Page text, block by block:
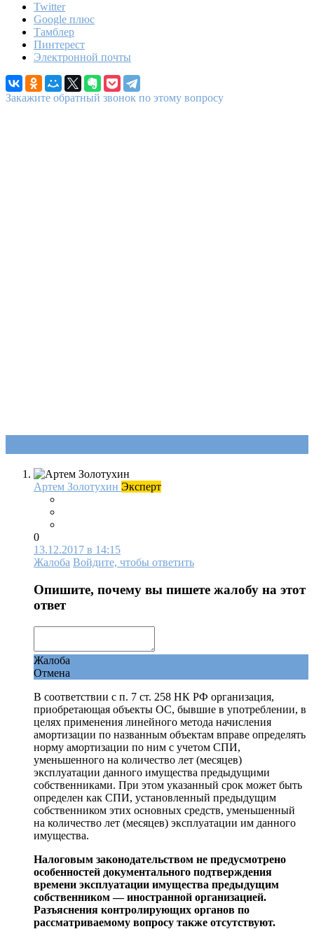
Twitter
Google плюс
Тамблер
Пинтерест
Электронной почты
Закажите обратный звонок по этому вопросу
Артем Золотухин Эксперт
0
13.12.2017 в 14:15
Жалоба Войдите, чтобы ответить
Опишите, почему вы пишете жалобу на этот
ответ
Жалоба
Отмена
В соответствии с п. 7 ст. 258 НК РФ организация,
приобретающая объекты ОС, бывшие в употреблении, в
целях применения линейного метода начисления
амортизации по названным объектам вправе определять
норму амортизации по ним с учетом СПИ,
уменьшенного на количество лет (месяцев)
эксплуатации данного имущества предыдущими
собственниками. При этом указанный срок может быть
определен как СПИ, установленный предыдущим
собственником этих основных средств, уменьшенный
на количество лет (месяцев) эксплуатации им данного
имущества.
Налоговым законодательством не предусмотрено
особенностей документального подтверждения
времени эксплуатации имущества предыдущим
собственником — иностранной организацией.
Разъяснения контролирующих органов по
рассматриваемому вопросу также отсутствуют.